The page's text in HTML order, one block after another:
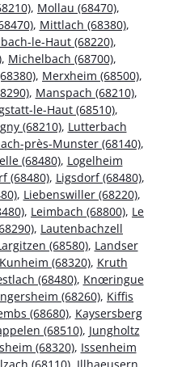
, Mollau (68470),
, Mittlach (68380),
le-Haut (68220),
, Michelbach (68700),
, Merxheim (68500),
, Manspach (68210),
le-Haut (68510),
(68210), Lutterbach
près-Munster (68140),
(68480), Logelheim
(68480), Ligsdorf (68480),
, Liebenswiller (68220),
, Leimbach (68800), Le
, Lautenbachzell
(68580), Landser
Kunheim (68320), Kruth
(68480), Knœringue
(68260), Kiffis
(68680), Kaysersberg
(68510), Jungholtz
(68320), Issenheim